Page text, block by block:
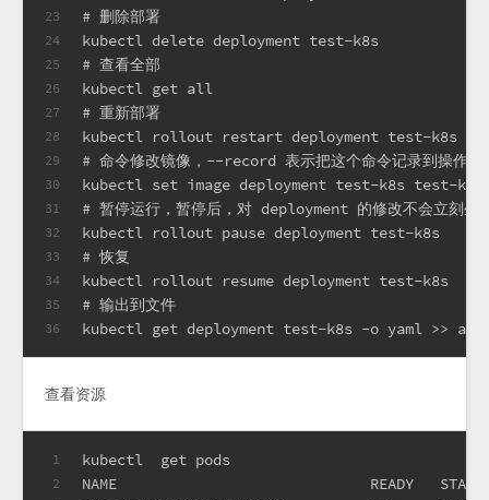
23
24
25
26
27
28
29
30
31
32
33
34
35
36
# 删除部署
kubectl delete deployment test-k8s
# 查看全部
kubectl get all
# 重新部署
kubectl rollout restart deployment test-k8s
# 命令修改镜像，--record 表示把这个命令记录到操作历
kubectl set image deployment test-k8s test-
# 暂停运行，暂停后，对 deployment 的修改不会立刻生
kubectl rollout pause deployment test-k8s
# 恢复
kubectl rollout resume deployment test-k8s
# 输出到文件
kubectl get deployment test-k8s -o yaml >>
查看资源
1
2
kubectl  get pods
NAME                             READY   STATUS